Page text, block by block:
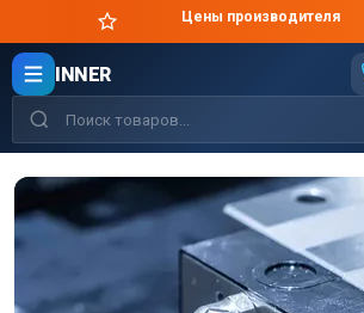
Цены производителя
INNER